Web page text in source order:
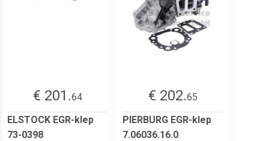
€ 201.64
ELSTOCK EGR-klep
73-0398
€ 202.65
PIERBURG EGR-klep
7.06036.16.0